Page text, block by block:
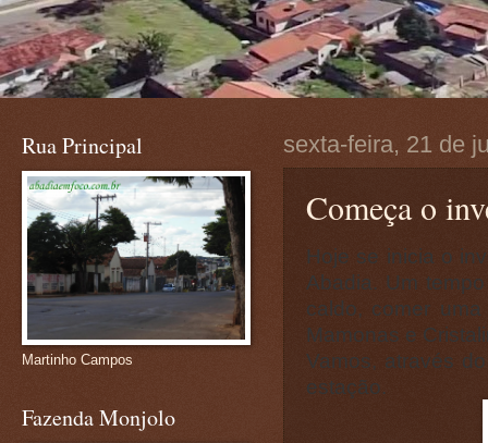
sexta-feira, 21 de
Começa o
Hoje se inicia o
Abadia. Um
caldo, comer
Mamonas e
Vamos, através
estação.
Rua Principal
Martinho Campos
Fazenda Monjolo